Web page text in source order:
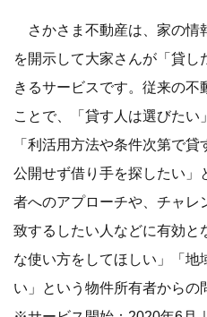
さかさま不動産は、家の情
を開示して大家さんが「貸
きるサービスです。従来の不
ことで、「貸す人は選びたい
「利活用方法や条件次第で
公開せず借り手を探したい」
者へのアプローチや、チャレ
致するしたい人などに有効と
な使い方をしてほしい」「地
い」という物件所有者からの